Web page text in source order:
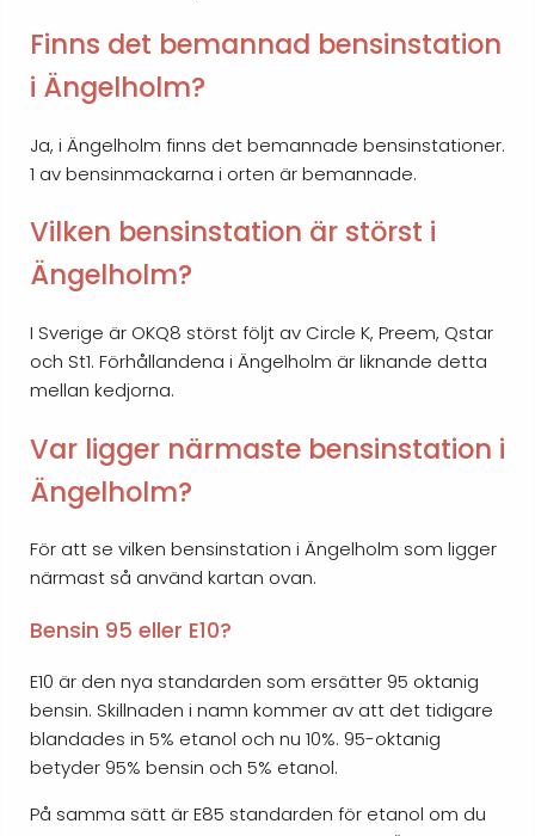
Finns det bemannad bensinstation
i Ängelholm?
Ja, i Ängelholm finns det bemannade bensinstationer.
1 av bensinmackarna i orten är bemannade.
Vilken bensinstation är störst i
Ängelholm?
I Sverige är OKQ8 störst följt av Circle K, Preem, Qstar
och St1. Förhållandena i Ängelholm är liknande detta
mellan kedjorna.
Var ligger närmaste bensinstation i
Ängelholm?
För att se vilken bensinstation i Ängelholm som ligger
närmast så använd kartan ovan.
Bensin 95 eller E10?
E10 är den nya standarden som ersätter 95 oktanig
bensin. Skillnaden i namn kommer av att det tidigare
blandades in 5% etanol och nu 10%. 95-oktanig
betyder 95% bensin och 5% etanol.
På samma sätt är E85 standarden för etanol om du